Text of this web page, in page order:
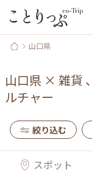
山口県
山口県 × 雑貨 、
ルチャー
絞り込む
スポット